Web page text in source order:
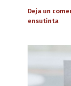
Deja un
ensutinta